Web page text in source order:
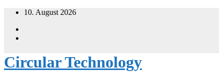
Zum
springen
10. August 2026
Circular Technology